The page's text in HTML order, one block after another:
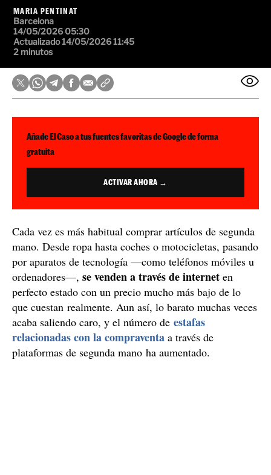
MARIA PENTINAT
Barcelona
14/05/2026 05:30
Actualizado 14/05/2026 11:45
2 minutos
Añade El Caso a tus fuentes favoritas de Google de forma
gratuita
ACTIVAR AHORA →
Cada vez es más habitual comprar artículos de segunda
mano. Desde ropa hasta coches o motocicletas, pasando
por aparatos de tecnología —como teléfonos móviles u
ordenadores—, se venden a través de internet en
perfecto estado con un precio mucho más bajo de lo
que cuestan realmente. Aun así, lo barato muchas veces
acaba saliendo caro, y el número de estafas
relacionadas con la compraventa a través de
plataformas de segunda mano ha aumentado.